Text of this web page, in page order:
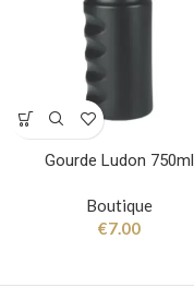
Gourde Ludon 750ml
Boutique
€7.00